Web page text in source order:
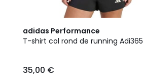
adidas Performance
T-shirt col rond de running Adi365
35,00 €
4,8
/ 5